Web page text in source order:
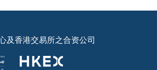
及香港交易所之合资公司